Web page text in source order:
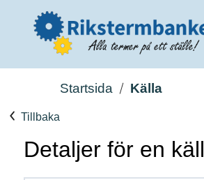
Startsida Källa
Tillbaka
Detaljer för en